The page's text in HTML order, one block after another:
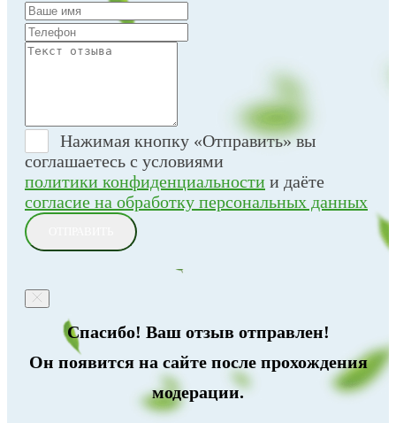
Нажимая кнопку «Отправить» вы
соглашаетесь с условиями
политики конфиденциальности и даёте
согласие на обработку персональных данных
Спасибо! Ваш отзыв отправлен!
Он появится на сайте после прохождения
модерации.